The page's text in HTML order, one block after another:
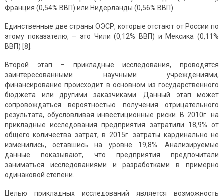
Франция (0,54% ВВП) или Нидерланды (0,56% ВВП).
Единственные две страны ОЭСР, которые отстают от России по
этому показателю, – это Чили (0,12% ВВП) и Мексика (0,11%
ВВП) [8].
Второй этап – прикладные исследования, проводятся
заинтересованными научными учреждениями,
финансирование происходит в основном из государственного
бюджета или другими заказчиками. Данный этап может
сопровождаться вероятностью получения отрицательного
результата, обусловливая инвестиционные риски. В 2010г. на
прикладные исследования предприятия затратили 18,9% от
общего количества затрат, в 2015г. затраты кардинально не
изменились, оставшись на уровне 19,8%. Анализируемые
данные показывают, что предприятия предпочитали
заниматься исследованиями и разработками в примерно
одинаковой степени.
Целью прикладных исследований является возможность